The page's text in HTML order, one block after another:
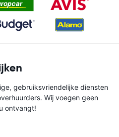
gebruiksvriendelijke diensten
Wij voegen geen
ontvangt!